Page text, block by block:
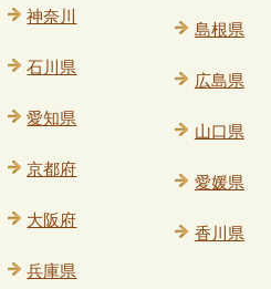
神奈川
石川県
愛知県
京都府
大阪府
兵庫県
島根県
広島県
山口県
愛媛県
香川県